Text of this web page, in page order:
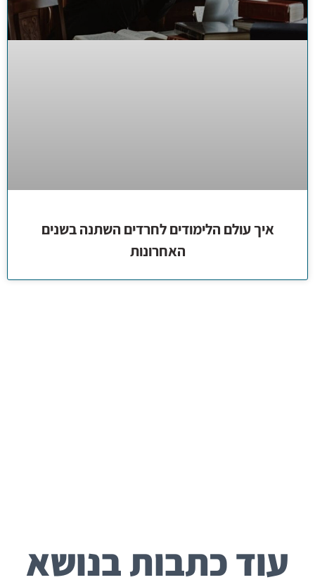
איך עולם הלימודים לחרדים השתנה בשנים
האחרונות
עוד כתבות בנושא